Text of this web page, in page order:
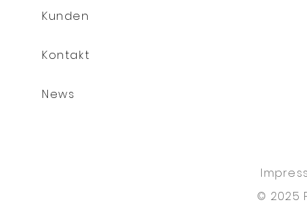
Kunden
Kontakt
News
© 2025